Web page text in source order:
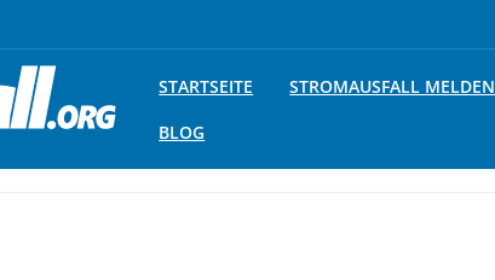
STARTSEITE STROMAUSFALL MELDEN
BLOG